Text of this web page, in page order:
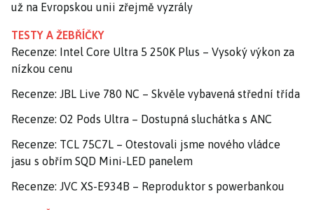
už na Evropskou unii zřejmě vyzrály
TESTY A ŽEBŘÍČKY
Recenze: Intel Core Ultra 5 250K Plus – Vysoký výkon za
nízkou cenu
Recenze: JBL Live 780 NC – Skvěle vybavená střední třída
Recenze: O2 Pods Ultra – Dostupná sluchátka s ANC
Recenze: TCL 75C7L – Otestovali jsme nového vládce
jasu s obřím SQD Mini-LED panelem
Recenze: JVC XS-E934B – Reproduktor s powerbankou